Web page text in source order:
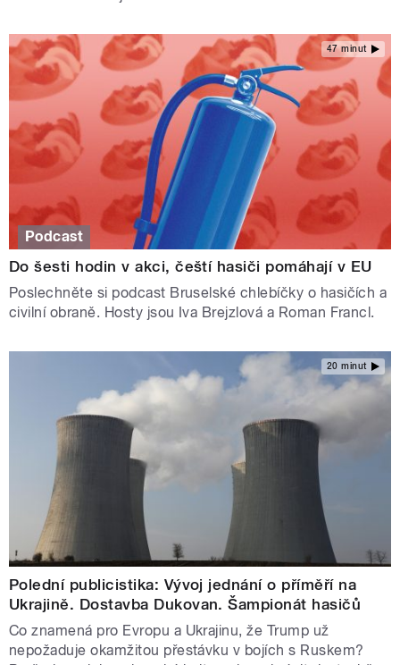
47 minut
Podcast
Do šesti hodin v akci, čeští hasiči pomáhají v EU
Poslechněte si podcast Bruselské chlebíčky o hasičích a
civilní obraně. Hosty jsou Iva Brejzlová a Roman Francl.
20 minut
Polední publicistika: Vývoj jednání o příměří na
Ukrajině. Dostavba Dukovan. Šampionát hasičů
Co znamená pro Evropu a Ukrajinu, že Trump už
nepožaduje okamžitou přestávku v bojích s Ruskem?